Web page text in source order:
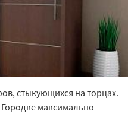
стыкующихся на торцах.
максимально